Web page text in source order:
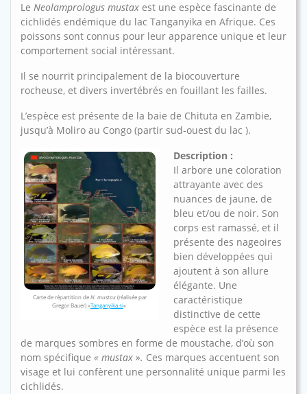
Le Neolamprologus mustax est une espèce fascinante de
cichlidés endémique du lac Tanganyika en Afrique. Ces
poissons sont connus pour leur apparence unique et leur
comportement social intéressant.
Il se nourrit principalement de la biocouverture
rocheuse, et divers invertébrés en fouillant les failles.
L’espèce est présente de la baie de Chituta en Zambie,
jusqu’à Moliro au Congo (partir sud-ouest du lac ).
Carte de répartition deN. mustax(réalisée par
Gregor Bauer) »Tanganyika.si«
Description :
Il arbore une coloration
attrayante avec des
nuances de jaune, de
bleu et/ou de noir. Son
corps est ramassé, et il
présente des nageoires
bien développées qui
ajoutent à son allure
élégante. Une
caractéristique
distinctive de cette
espèce est la présence
de marques sombres en forme de moustache, d’où son
nom spécifique « mustax ». Ces marques accentuent son
visage et lui confèrent une personnalité unique parmi les
cichlidés.